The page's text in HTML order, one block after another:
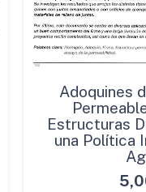
Adoquines
Estructuras
una Política